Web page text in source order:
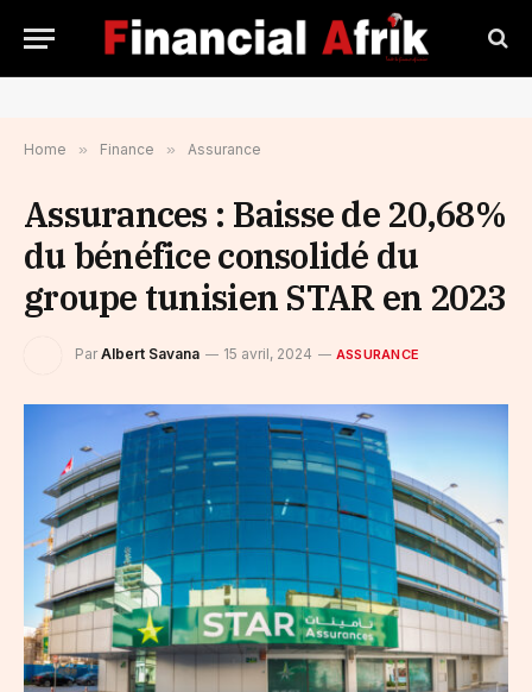
Home » Finance » Assurance
Assurances : Baisse de 20,68%
du bénéfice consolidé du
groupe tunisien STAR en 2023
Par Albert Savana 15 avril, 2024 ASSURANCE